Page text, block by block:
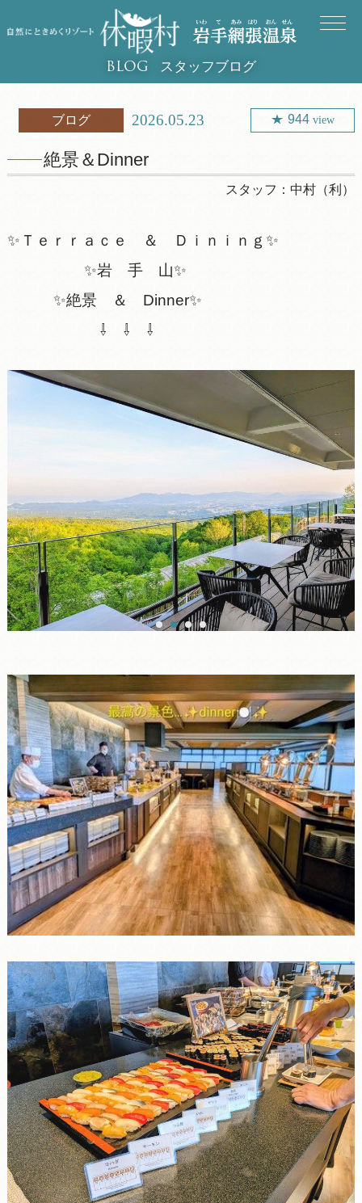
BLOG スタッフブログ
ブログ 2026.05.23 944 view
絶景＆Dinner
スタッフ：中村（利）
✨Ｔｅｒｒａｃｅ ＆ Ｄｉｎｉｎｇ✨
✨岩 手 山✨
✨絶景 ＆ Dinner✨
⇩ ⇩ ⇩